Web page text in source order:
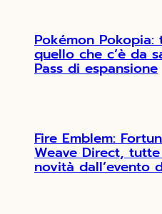
Pokémon Pokopia:
quello che c’è da
Pass di espansione
Fire Emblem:
Weave Direct,
novità dall’evento